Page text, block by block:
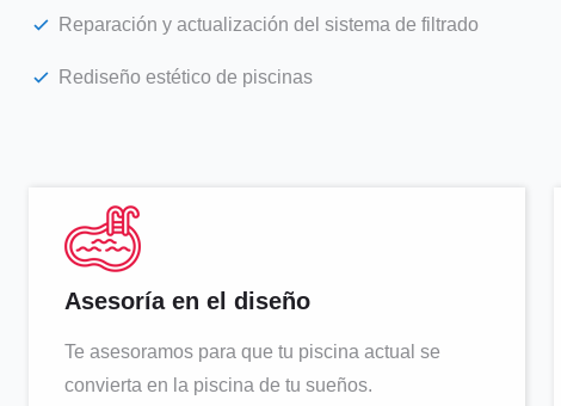
Reparación y actualización del sistema de filtrado
Rediseño estético de piscinas
Asesoría en el diseño
Te asesoramos para que tu piscina actual se
convierta en la piscina de tu sueños.